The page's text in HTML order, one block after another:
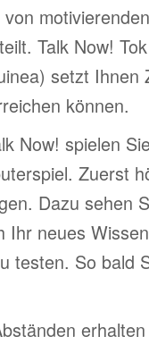
von
Talk Now!
setzt Ihnen
können.
Now! spielen
Zuerst
Dazu sehen
Ihr neues
testen. So bald